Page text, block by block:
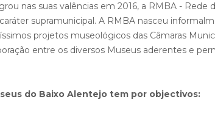
nas suas valências em 2016, a RMBA -
supramunicipal. A RMBA nasceu
projetos museológicos das Câmaras
entre os diversos Museus aderentes e
do Baixo Alentejo tem por objectivos: